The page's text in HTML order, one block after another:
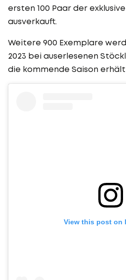
ersten 100 Paar der
ausverkauft.
Weitere 900 Exemplare
2023 bei auserlesenen
die kommende Saison
View this post on